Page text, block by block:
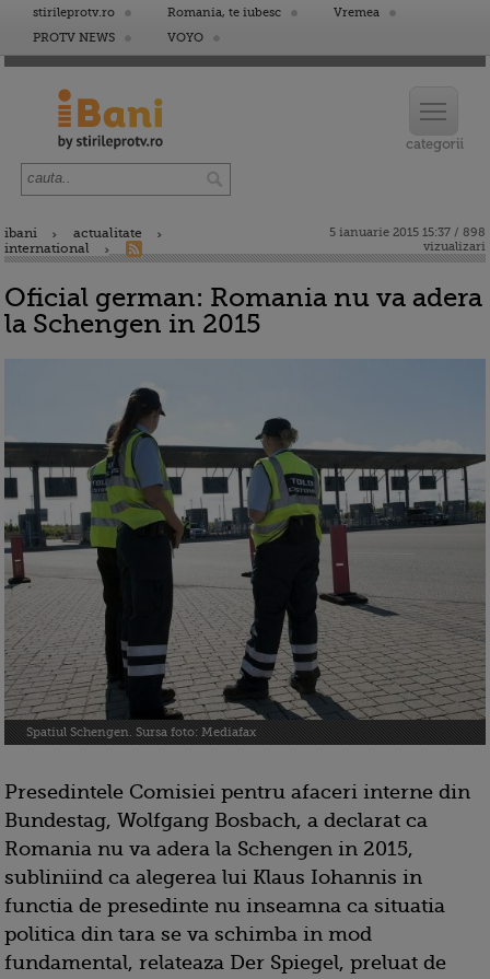
stirileprotv.ro Romania, te iubesc
Vremea
PROTV NEWS
VOYO
ibani
actualitate
international
5 ianuarie 2015 15:37 / 898
vizualizari
Oficial german: Romania nu va adera
la Schengen in 2015
Spatiul Schengen. Sursa foto: Mediafax
Presedintele Comisiei pentru afaceri interne din
Bundestag, Wolfgang Bosbach, a declarat ca
Romania nu va adera la Schengen in 2015,
subliniind ca alegerea lui Klaus Iohannis in
functia de presedinte nu inseamna ca situatia
politica din tara se va schimba in mod
fundamental, relateaza Der Spiegel, preluat de